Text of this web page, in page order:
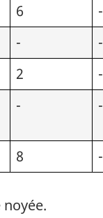
6
-
-
-
2
-
- -
8 -